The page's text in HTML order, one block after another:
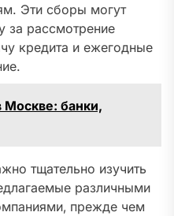
Эти сборы могут
за рассмотрение
кредита и ежегодные
Москве: банки,
тщательно изучить
различными
прежде чем